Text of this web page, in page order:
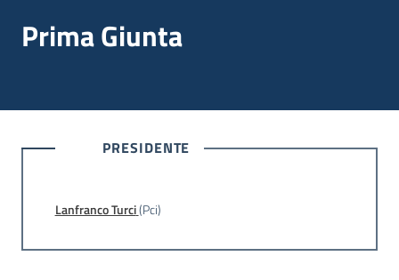
Emilia-
Prima Giunta
PRESIDENTE
Lanfranco Turci(Pci)